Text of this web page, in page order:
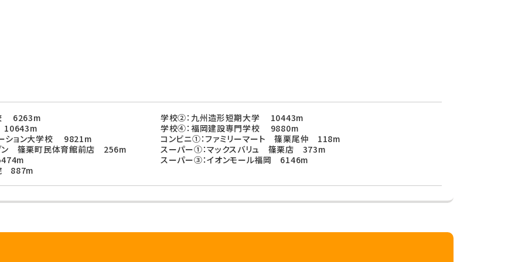
6263m
学校②：九州造形短期大学 10443m
10643m
学校④：福岡建設専門学校 9880m
ション大学校 9821m
コンビニ①：ファミリーマート 篠栗尾仲 118m
ン 篠栗町民体育館前店 256m
スーパー①：マックスバリュ 篠栗店 373m
スーパー③：イオンモール福岡 6146m
887m